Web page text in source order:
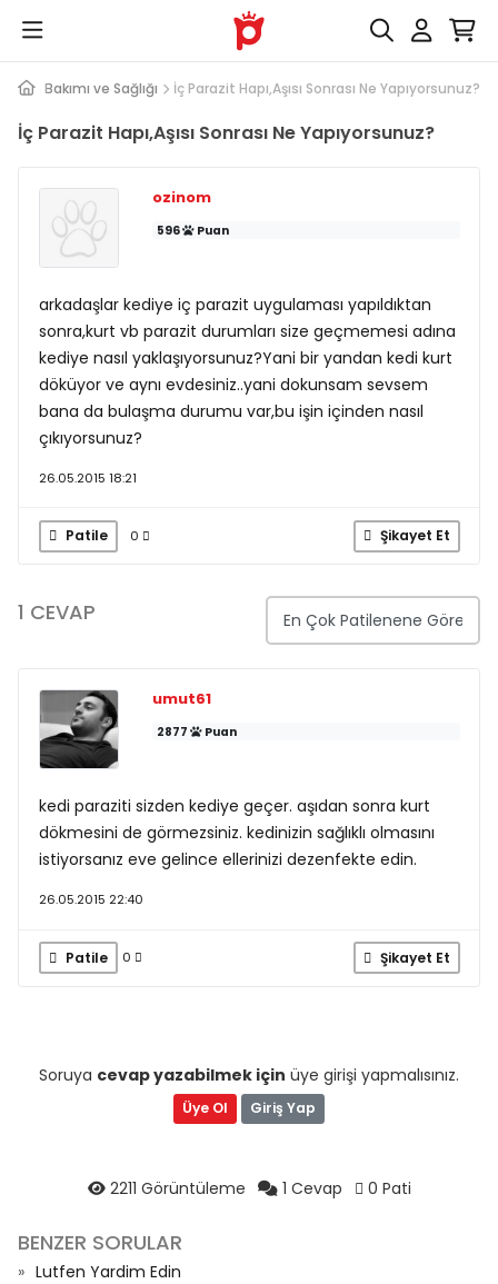
Kedi Bakımı ve Sağlığı İç Parazit Hapı,Aşısı Sonrası Ne Yapıyorsunuz?
İç Parazit Hapı,Aşısı Sonrası Ne Yapıyorsunuz?
ozinom
596 Puan
arkadaşlar kediye iç parazit uygulaması yapıldıktan
sonra,kurt vb parazit durumları size geçmemesi adına
kediye nasıl yaklaşıyorsunuz?Yani bir yandan kedi kurt
döküyor ve aynı evdesiniz..yani dokunsam sevsem
bana da bulaşma durumu var,bu işin içinden nasıl
çıkıyorsunuz?
26.05.2015 18:21
Patile 0 Şikayet Et
1 CEVAP
umut61
2877 Puan
kedi paraziti sizden kediye geçer. aşıdan sonra kurt
dökmesini de görmezsiniz. kedinizin sağlıklı olmasını
istiyorsanız eve gelince ellerinizi dezenfekte edin.
26.05.2015 22:40
Patile 0 Şikayet Et
Soruya cevap yazabilmek için üye girişi yapmalısınız.
Üye Ol Giriş Yap
2211 Görüntüleme 1 Cevap 0 Pati
BENZER SORULAR
Lutfen Yardim Edin